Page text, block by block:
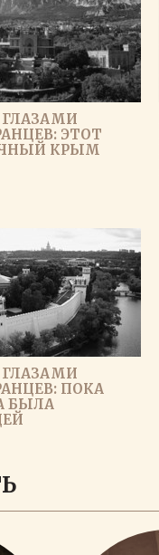
ГЛАЗАМИ
ЭТОТ
КРЫМ
ГЛАЗАМИ
ПОКА
БЫЛА